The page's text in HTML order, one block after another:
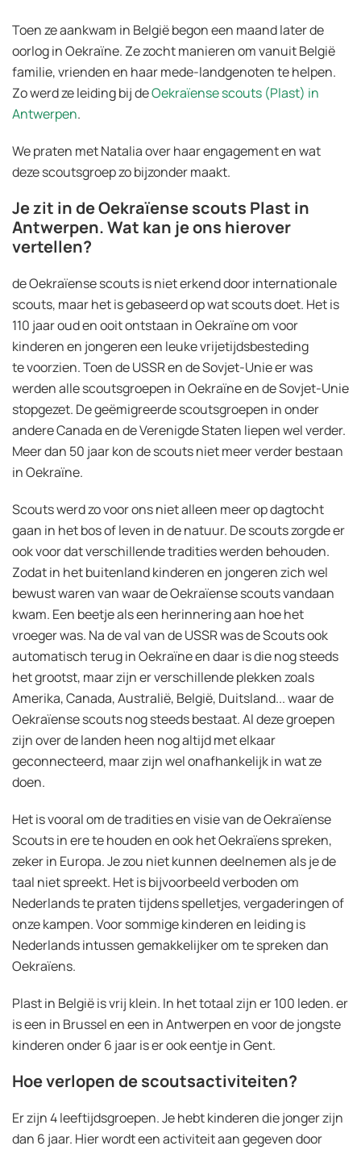
Toen ze aankwam in België begon een maand later de
oorlog in Oekraïne. Ze zocht manieren om vanuit België
familie, vrienden en haar mede-landgenoten te helpen.
Zo werd ze leiding bij deOekraïense scouts (Plast) in
Antwerpen.
We praten met Natalia over haar engagement en wat
deze scoutsgroep zo bijzonder maakt.
Je zit in de Oekraïense scouts Plast in
Antwerpen. Wat kan je ons hierover
vertellen?
de Oekraïense scouts is niet erkend door internationale
scouts, maar het is gebaseerd op wat scouts doet. Het is
110 jaar oud en ooit ontstaan in Oekraïne om voor
kinderen en jongeren een leuke vrijetijdsbesteding
te voorzien. Toen de USSR en de Sovjet-Unie er was
werden alle scoutsgroepen in Oekraïne en de Sovjet-Unie
stopgezet. De geëmigreerde scoutsgroepen in onder
andere Canada en de Verenigde Staten liepen wel verder.
Meer dan 50 jaar kon de scouts niet meer verder bestaan
in Oekraïne.
Scouts werd zo voor ons niet alleen meer op dagtocht
gaan in het bos of leven in de natuur. De scouts zorgde er
ook voor dat verschillende tradities werden behouden.
Zodat in het buitenland kinderen en jongeren zich wel
bewust waren van waar de Oekraïense scouts vandaan
kwam. Een beetje als een herinnering aan hoe het
vroeger was. Na de val van de USSR was de Scouts ook
automatisch terug in Oekraïne en daar is die nog steeds
het grootst, maar zijn er verschillende plekken zoals
Amerika, Canada, Australië, België, Duitsland... waar de
Oekraïense scouts nog steeds bestaat. Al deze groepen
zijn over de landen heen nog altijd met elkaar
geconnecteerd, maar zijn wel onafhankelijk in wat ze
doen.
Het is vooral om de tradities en visie van de Oekraïense
Scouts in ere te houden en ook het Oekraïens spreken,
zeker in Europa. Je zou niet kunnen deelnemen als je de
taal niet spreekt. Het is bijvoorbeeld verboden om
Nederlands te praten tijdens spelletjes, vergaderingen of
onze kampen. Voor sommige kinderen en leiding is
Nederlands intussen gemakkelijker om te spreken dan
Oekraïens.
Plast in België is vrij klein. In het totaal zijn er 100 leden. er
is een in Brussel en een in Antwerpen en voor de jongste
kinderen onder 6 jaar is er ook eentje in Gent.
Hoe verlopen de scoutsactiviteiten?
Er zijn 4 leeftijdsgroepen. Je hebt kinderen die jonger zijn
dan 6 jaar. Hier wordt een activiteit aan gegeven door